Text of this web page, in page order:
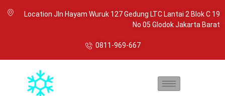
Location Jln Hayam Wuruk 127 Gedung LTC Lantai 2 Blok C 19
No 05 Glodok Jakarta Barat
0811-969-667